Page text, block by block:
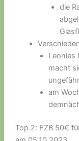
die
Leonies
macht
am
Top 2: FZB 50€